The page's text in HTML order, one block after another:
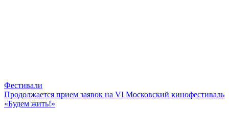
Фестивали
Продолжается прием заявок на VI Московский кинофестиваль
«Будем жить!»